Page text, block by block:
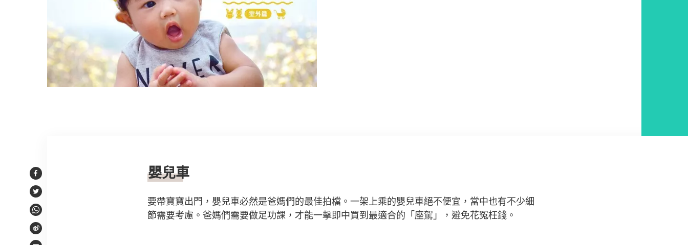
Facebook
Twitter
WhatsApp
Weibo
嬰兒車
要帶寶寶出門，嬰兒車必然是爸媽們的最佳拍檔。一架上乘的嬰兒車絕不便宜，當中也有不少細
節需要考慮。爸媽們需要做足功課，才能一擊即中買到最適合的「座駕」，避免花冤枉錢。